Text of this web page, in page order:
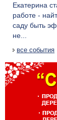
Екатерина
работе -
саду быть
не...
все события